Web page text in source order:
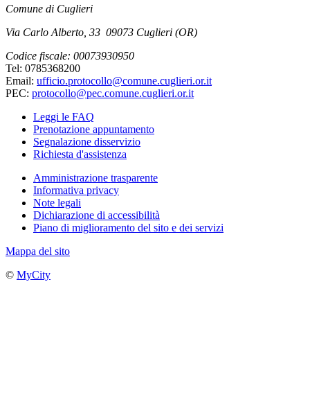
Comune di Cuglieri
Via Carlo Alberto, 33 09073 Cuglieri (OR)
Codice fiscale: 00073930950
Tel: 0785368200
Email: ufficio.protocollo@comune.cuglieri.or.it
PEC: protocollo@pec.comune.cuglieri.or.it
Leggi le FAQ
Prenotazione appuntamento
Segnalazione disservizio
Richiesta d'assistenza
Amministrazione trasparente
Informativa privacy
Note legali
Dichiarazione di accessibilità
Piano di miglioramento del sito e dei servizi
Mappa del sito
© MyCity